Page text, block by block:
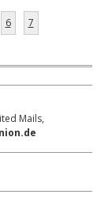
6 7
Mails,